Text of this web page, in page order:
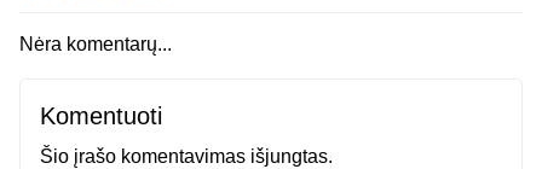
Nėra komentarų...
Komentuoti
Šio įrašo komentavimas išjungtas.